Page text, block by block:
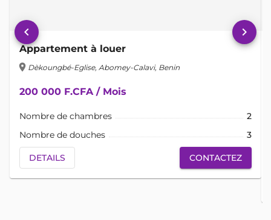
Appartement à louer
location_on Dèkoungbé-Eglise, Abomey-Calavi, Benin
200 000 F.CFA / Mois
Nombre de chambres
2
Nombre de douches
3
DETAILS CONTACTEZ
keyboard_arrow_left keyboard_arrow_right